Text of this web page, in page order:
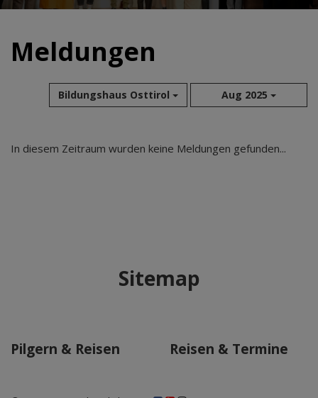
Meldungen
Bildungshaus Osttirol Aug 2025
Aug 2026
Sep 2025
In diesem Zeitraum wurden keine Meldungen gefunden...
Sitemap
Pilgern & Reisen Reisen & Termine